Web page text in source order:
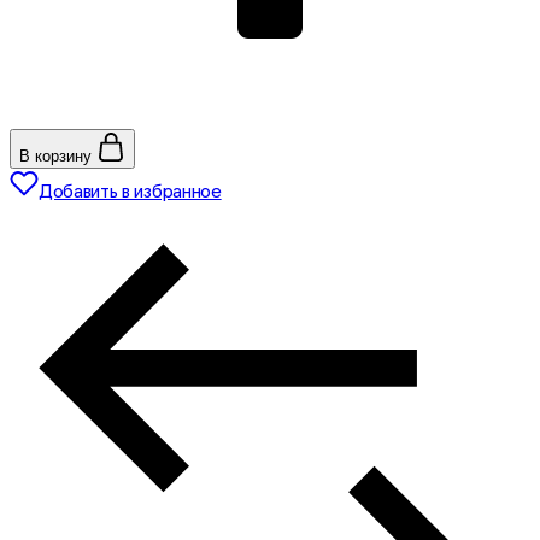
В корзину
Добавить в избранное